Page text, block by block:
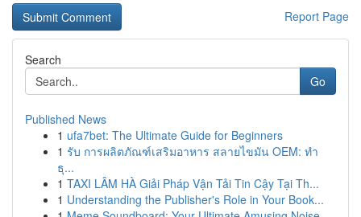
Report Page
Search
Go
Published News
1 ufa7bet: The Ultimate Guide for Beginners
1 รับ การผลิตภัณฑ์เสริมอาหาร สลายไขมัน OEM: ทำ
ธุ...
1 TAXI LÂM HÀ Giải Pháp Vận Tải Tin Cậy Tại Th...
1 Understanding the Publisher's Role in Your Book...